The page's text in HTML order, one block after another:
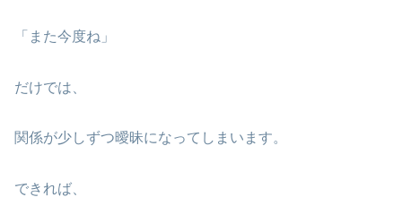
「また今度ね」
だけでは、
関係が少しずつ曖昧になってしまいます。
できれば、